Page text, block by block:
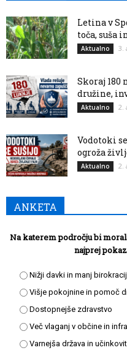
Letina v
toča, suša
Aktualno 3.
Skoraj
družine,
Aktualno 2.
Vodotoki
ogroža
Aktualno 2.
ANKETA
Na katerem področju bi
najprej
Nižji davki in manj
Višje pokojnine in pomoč
Dostopnejše zdravstvo
Več vlaganj v občine in
Varnejša država in